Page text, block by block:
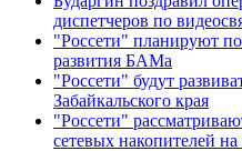
диспетчеров по
"Россети" планируют
развития БАМа
"Россети" будут
Забайкальского края
"Россети"
сетевых накопителей на